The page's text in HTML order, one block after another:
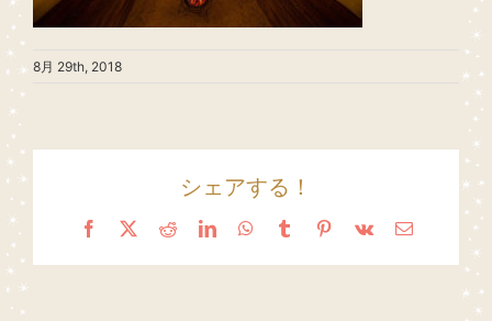
8月 29th, 2018
シェアする！
Facebook
X RedditLinkedInWhatsApp
TumblrPinterest
Vk Email